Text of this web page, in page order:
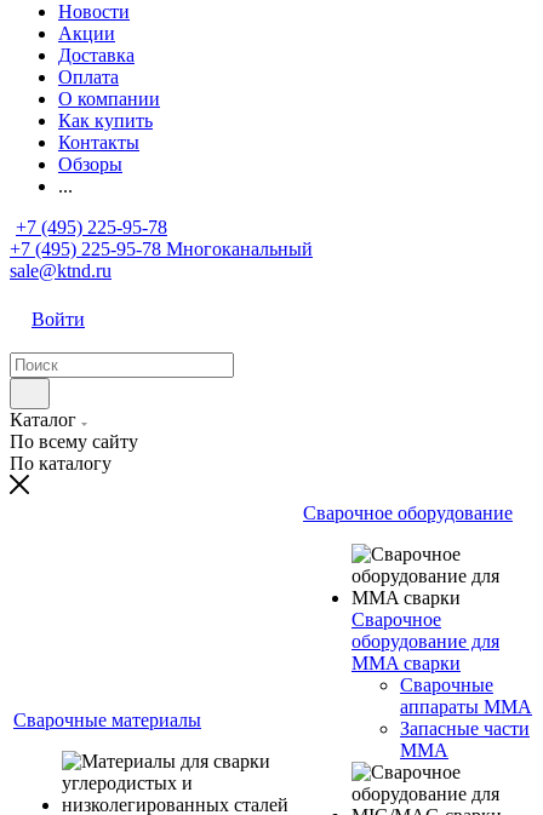
Новости
Акции
Доставка
Оплата
О компании
Как купить
Контакты
Обзоры
...
+7 (495) 225-95-78
+7 (495) 225-95-78 Многоканальный
sale@ktnd.ru
Войти
Каталог
По всему сайту
По каталогу
Сварочные материалы
Сварочное оборудование
Сварочное
оборудование для
MMA сварки
Сварочные
аппараты MMA
Запасные части
MMA